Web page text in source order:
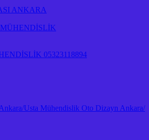
ANKARA
05323118894
Usta Mühendislik Oto Dizayn Ankara/